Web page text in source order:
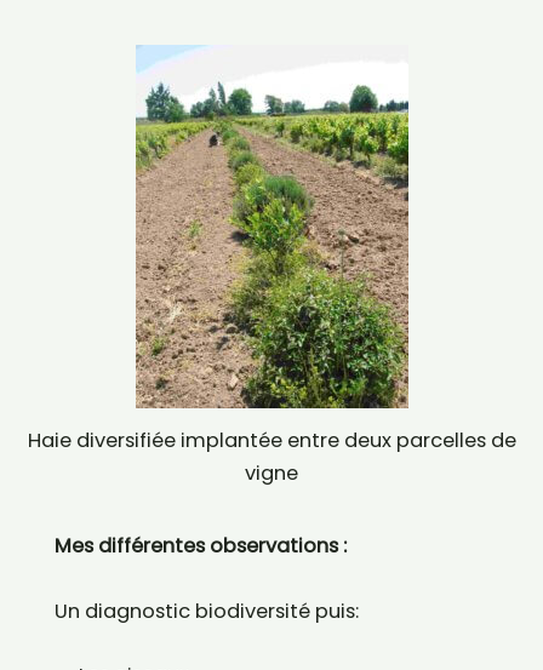
Haie diversifiée implantée entre deux parcelles de
vigne
Mes différentes observations :
Un diagnostic biodiversité puis: